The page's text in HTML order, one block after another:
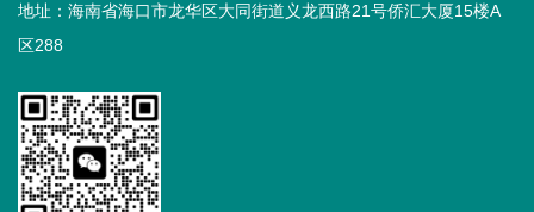
地址：海南省海口市龙华区大同街道义龙西路21号侨汇大厦15楼A
区288